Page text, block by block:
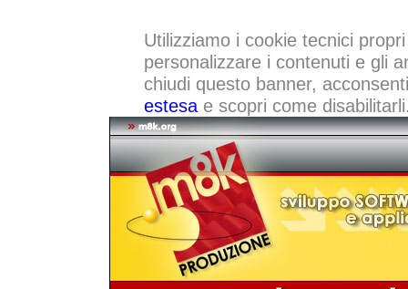
Utilizziamo i cookie tecnici
personalizzare i contenuti e gli
chiudi questo banner,
estesae scopri come